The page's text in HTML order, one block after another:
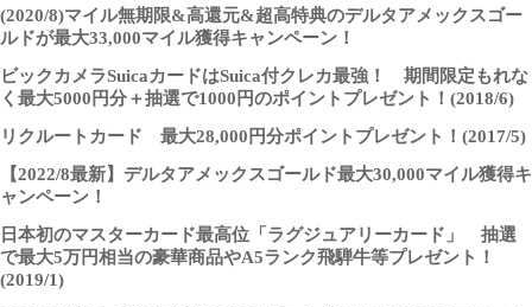
(2020/8)マイル無期限&高還元&超高特典のデルタアメックスゴー
ルドが最大33,000マイル獲得キャンペーン！
ビックカメラSuicaカードはSuica付クレカ最強！ 期間限定もれな
く最大5000円分＋抽選で1000円のポイントプレゼント！(2018/6)
リクルートカード 最大28,000円分ポイントプレゼント！(2017/5)
【2022/8最新】デルタアメックスゴールド最大30,000マイル獲得キ
ャンペーン！
日本初のマスターカード最高位「ラグジュアリーカード」 抽選
で最大5万円相当の豪華商品やA5ランク飛騨牛等プレゼント！
(2019/1)